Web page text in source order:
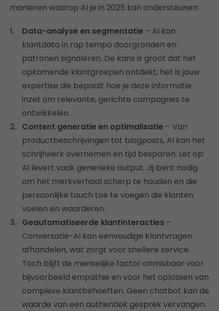
manieren waarop AI je in 2025 kan ondersteunen:
Data-analyse en segmentatie – AI kan
klantdata in rap tempo doorgronden en
patronen signaleren. De kans is groot dat het
opkomende klantgroepen ontdekt, het is jouw
expertise die bepaalt hoe je deze informatie
inzet om relevante, gerichte campagnes te
ontwikkelen.
Content generatie en optimalisatie – Van
productbeschrijvingen tot blogposts, AI kan het
schrijfwerk overnemen en tijd besparen. Let op:
AI levert vaak generieke output. Jij bent nodig
om het merkverhaal scherp te houden en die
persoonlijke touch toe te voegen die klanten
voelen en waarderen.
Geautomatiseerde klantinteracties –
Conversatie-AI kan eenvoudige klantvragen
afhandelen, wat zorgt voor snellere service.
Toch blijft de menselijke factor onmisbaar voor
bijvoorbeeld empathie en voor het oplossen van
complexe klantbehoeften. Geen chatbot kan de
waarde van een authentiek gesprek vervangen.